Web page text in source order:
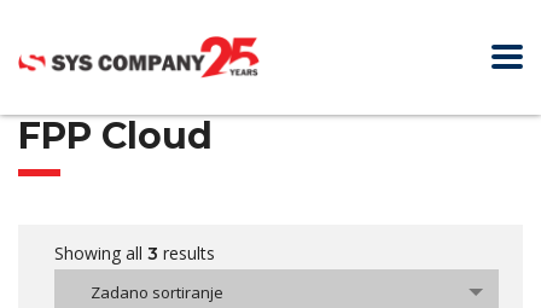
FPP Cloud
Showing all 3 results
Zadano sortiranje